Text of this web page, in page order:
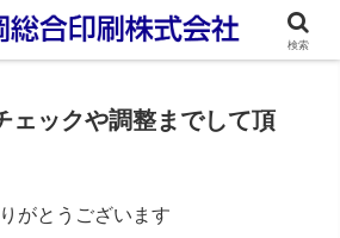
刷通販・オンデマンド印刷
ェックや調整までして頂
がとうございます
検索